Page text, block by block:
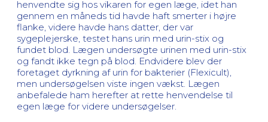
henvendte sig hos vikaren for egen læge, idet han
gennem en måneds tid havde haft smerter i højre
flanke, videre havde hans datter, der var
sygeplejerske, testet hans urin med urin-stix og
fundet blod. Lægen undersøgte urinen med urin-stix
og fandt ikke tegn på blod. Endvidere blev der
foretaget dyrkning af urin for bakterier (Flexicult),
men undersøgelsen viste ingen vækst. Lægen
anbefalede ham herefter at rette henvendelse til
egen læge for videre undersøgelser.